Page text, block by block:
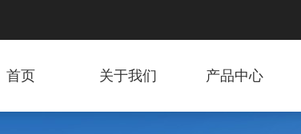
首页 关于我们 产品中心